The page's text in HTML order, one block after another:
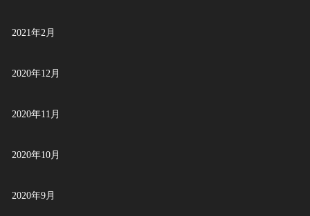
2021年2月
2020年12月
2020年11月
2020年10月
2020年9月